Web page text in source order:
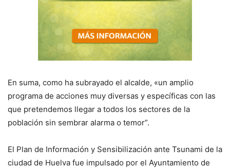
En suma, como ha subrayado el alcalde, «un amplio
programa de acciones muy diversas y específicas con las
que pretendemos llegar a todos los sectores de la
población sin sembrar alarma o temor”.
El Plan de Información y Sensibilización ante Tsunami de la
ciudad de Huelva fue impulsado por el Ayuntamiento de